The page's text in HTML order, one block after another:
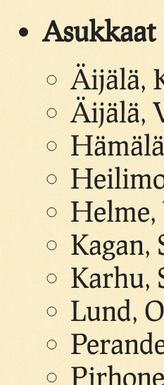
Asukkaat
Äijälä,
Äijälä,
Kagan,
Karhu,
Lund,